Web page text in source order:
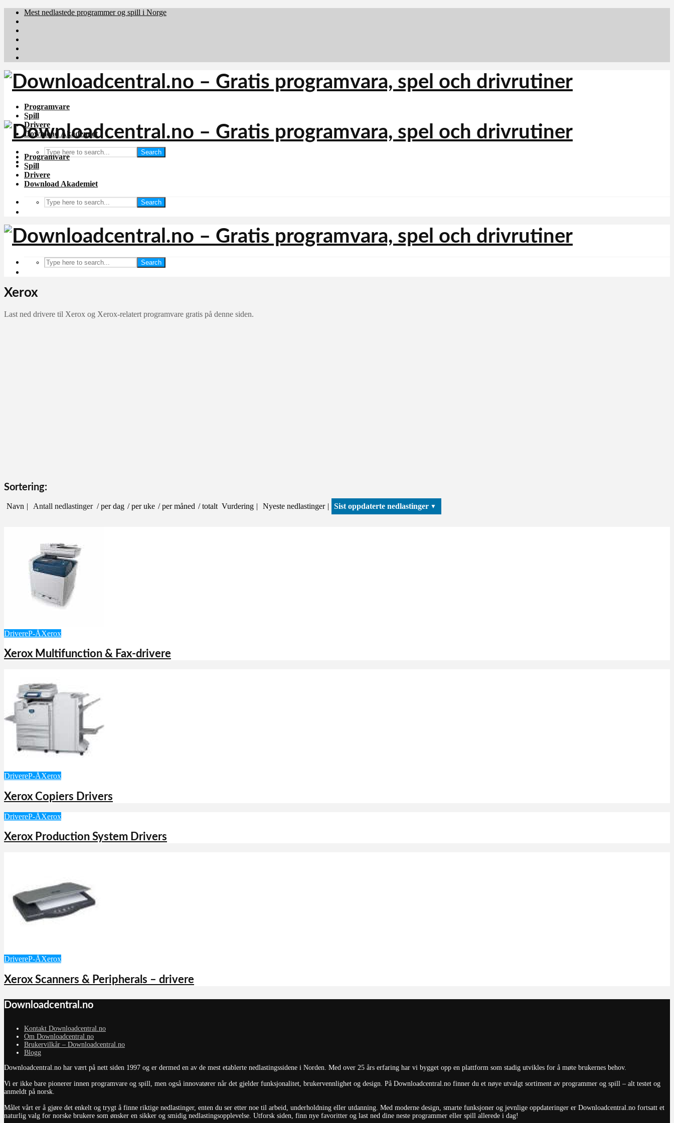
Mest nedlastede programmer og spill i Norge
Programvare
Spill
Drivere
Download Akademiet
Search
Programvare
Spill
Drivere
Download Akademiet
Search
Search
Xerox
Last ned drivere til Xerox og Xerox-relatert programvare gratis på denne siden.
Sortering:
Navn Antall nedlastinger / per dag / per uke / per måned / totalt Vurdering Nyeste nedlastinger Sist oppdaterte nedlastinger
DrivereP-ÅXerox
Xerox Multifunction & Fax-drivere
DrivereP-ÅXerox
Xerox Copiers Drivers
DrivereP-ÅXerox
Xerox Production System Drivers
DrivereP-ÅXerox
Xerox Scanners & Peripherals – drivere
Downloadcentral.no
Kontakt Downloadcentral.no
Om Downloadcentral.no
Brukervilkår – Downloadcentral.no
Blogg
Downloadcentral.no har vært på nett siden 1997 og er dermed en av de mest etablerte nedlastingssidene i Norden. Med over 25 års erfaring har vi bygget opp en plattform som stadig utvikles for å møte brukernes behov.
Vi er ikke bare pionerer innen programvare og spill, men også innovatører når det gjelder funksjonalitet, brukervennlighet og design. På Downloadcentral.no finner du et nøye utvalgt sortiment av programmer og spill – alt testet og
anmeldt på norsk.
Målet vårt er å gjøre det enkelt og trygt å finne riktige nedlastinger, enten du ser etter noe til arbeid, underholdning eller utdanning. Med moderne design, smarte funksjoner og jevnlige oppdateringer er Downloadcentral.no fortsatt et
naturlig valg for norske brukere som ønsker en sikker og smidig nedlastingsopplevelse. Utforsk siden, finn nye favoritter og last ned dine neste programmer eller spill allerede i dag!